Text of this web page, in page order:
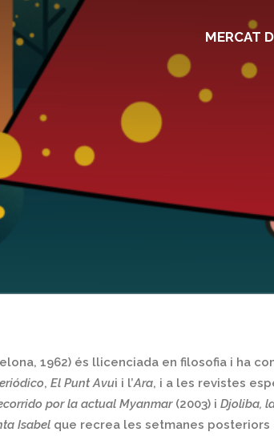
MERCAT
1962) és llicenciada en filosofia i ha
, El Punt Avui i l’Ara, i a les revistes
por la actual Myanmar(2003) i Djoliba,
Isabel que recrea les setmanes